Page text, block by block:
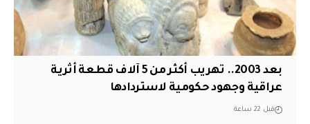
بعد 2003.. تهريب أكثر من 5 آلاف قطعة أثرية
عراقية وجهود حكومية لاستردادها
قبل 22 ساعة